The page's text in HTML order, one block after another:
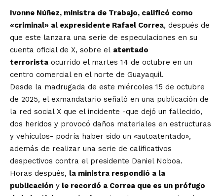
Ivonne Núñez, ministra de Trabajo, calificó como
«criminal» al expresidente Rafael Correa, después de
que este lanzara una serie de especulaciones en su
cuenta oficial de X, sobre el atentado
terrorista ocurrido el martes 14 de octubre en un
centro comercial en el norte de Guayaquil.
Desde la madrugada de este miércoles 15 de octubre
de 2025, el exmandatario señaló en una publicación de
la red social X que el incidente -que dejó un fallecido,
dos heridos y provocó daños materiales en estructuras
y vehículos- podría haber sido un «autoatentado»,
además de realizar una serie de calificativos
despectivos contra el presidente Daniel Noboa.
Horas después, la ministra respondió a la
publicación y le recordó a Correa que es un prófugo